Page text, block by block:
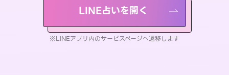
LINE占いを開く
※LINEアプリ内のサービスページへ遷移します